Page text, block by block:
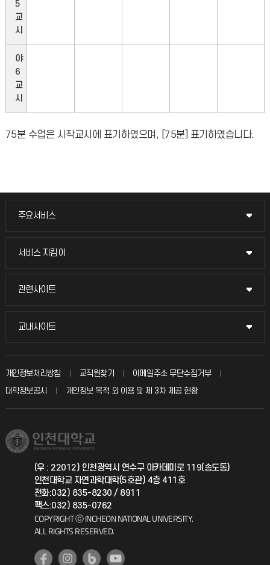
5
교
시
야
6
교
시
75분 수업은 시작교시에 표기하였으며, [75분] 표기하였습니다.
주요서비스
주요서비스
교무회의방송
입학안내
취업정보(학생)
서비스 지킴이
서비스 지킴이
묻고 답하기
칭찬마당
학생서비스 지킴이
관련사이트
관련사이트
국방헬프콜
총동문회
교내사이트
교내사이트
교수회
교육혁신본부
국제지원과
공자아카데미
기초교육원
개인정보처리방침 교직원찾기
이메일주소 무단수집거부
대학정보공시
개인정보 목적 외 이용 및 제 3차 제공 현황
(우 : 22012) 인천광역시 연수구 아카데미로 119(송도동)
인천대학교 자연과학대학(5호관) 4층 411호
전화:032) 835-8230 / 8911
팩스:032) 835-0762
COPYRIGHT ⓒ INCHEON NATIONAL UNIVERSITY.
ALL RIGHTS RESERVED.